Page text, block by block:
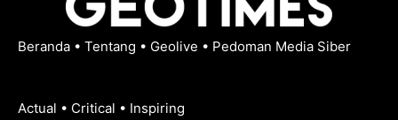
Beranda • Tentang • Geolive • Pedoman Media Siber
Actual • Critical • Inspiring